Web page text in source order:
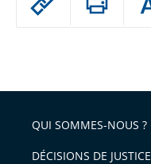
arriver
après
l'article
pour
QUI SOMMES-NOUS ?
DÉCISIONS DE JUSTICE